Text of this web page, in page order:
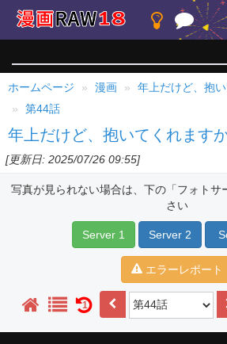
ホームページ 漫画
年上だけど、抱
第44話
年上だけど、抱いてくれます
[更新日: 2025/07/26 09:55]
写真が見られない場合は、下の「フォトサ
さい
Server 1 Server 2
エラーレポート
1